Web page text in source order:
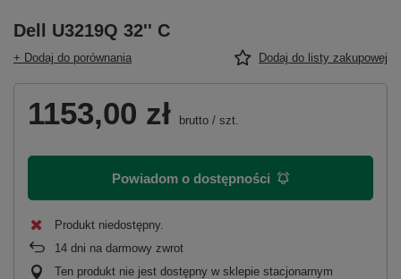
Dell U3219Q 32'' C
+ Dodaj do porównania Dodaj do listy zakupowej
1153,00 zł brutto / szt.
Powiadom o dostępności
Produkt niedostępny
14 dni na darmowy zwrot
Ten produkt nie jest dostępny w sklepie stacjonarnym